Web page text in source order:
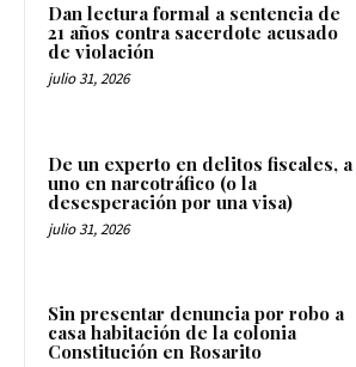
Dan lectura formal a sentencia de
21 años contra sacerdote acusado
de violación
julio 31, 2026
De un experto en delitos fiscales, a
uno en narcotráfico (o la
desesperación por una visa)
julio 31, 2026
Sin presentar denuncia por robo a
casa habitación de la colonia
Constitución en Rosarito